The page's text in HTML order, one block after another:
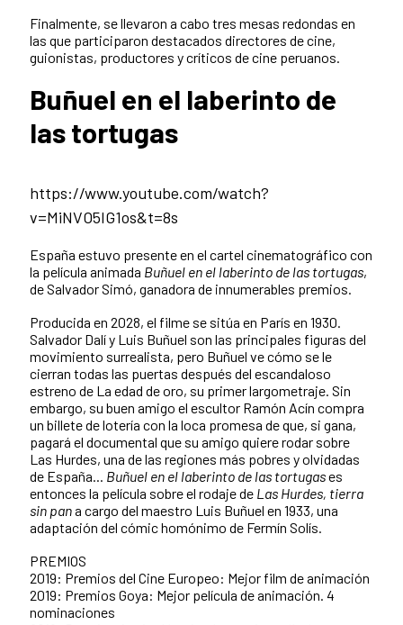
Finalmente, se llevaron a cabo tres mesas redondas en
las que participaron destacados directores de cine,
guionistas, productores y críticos de cine peruanos.
Buñuel en el laberinto de
las tortugas
https://www.youtube.com/watch?
v=MiNVO5IG1os&t=8s
España estuvo presente en el cartel cinematográfico con
la película animada Buñuel en el laberinto de las tortugas,
de Salvador Simó, ganadora de innumerables premios.
Producida en 2028, el filme se sitúa en París en 1930.
Salvador Dalí y Luis Buñuel son las principales figuras del
movimiento surrealista, pero Buñuel ve cómo se le
cierran todas las puertas después del escandaloso
estreno de La edad de oro, su primer largometraje. Sin
embargo, su buen amigo el escultor Ramón Acín compra
un billete de lotería con la loca promesa de que, si gana,
pagará el documental que su amigo quiere rodar sobre
Las Hurdes, una de las regiones más pobres y olvidadas
de España... Buñuel en el laberinto de las tortugases
entonces la película sobre el rodaje de Las Hurdes, tierra
sin pana cargo del maestro Luis Buñuel en 1933, una
adaptación del cómic homónimo de Fermín Solís.
PREMIOS
2019: Premios del Cine Europeo: Mejor film de animación
2019: Premios Goya: Mejor película de animación. 4
nominaciones